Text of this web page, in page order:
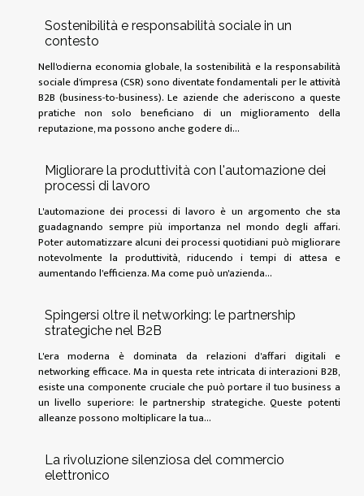
Sostenibilità e responsabilità sociale in un
contesto
Nell'odierna economia globale, la sostenibilità e la responsabilità
sociale d'impresa (CSR) sono diventate fondamentali per le attività
B2B (business-to-business). Le aziende che aderiscono a queste
pratiche non solo beneficiano di un miglioramento della
reputazione, ma possono anche godere di...
Migliorare la produttività con l'automazione dei
processi di lavoro
L'automazione dei processi di lavoro è un argomento che sta
guadagnando sempre più importanza nel mondo degli affari.
Poter automatizzare alcuni dei processi quotidiani può migliorare
notevolmente la produttività, riducendo i tempi di attesa e
aumentando l'efficienza. Ma come può un'azienda...
Spingersi oltre il networking: le partnership
strategiche nel B2B
L'era moderna è dominata da relazioni d'affari digitali e
networking efficace. Ma in questa rete intricata di interazioni B2B,
esiste una componente cruciale che può portare il tuo business a
un livello superiore: le partnership strategiche. Queste potenti
alleanze possono moltiplicare la tua...
La rivoluzione silenziosa del commercio
elettronico